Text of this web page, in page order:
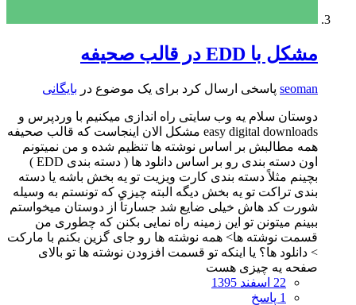
مشکل با EDD در قالب صحیفه
seoman پاسخی ارسال کرد برای یک موضوع در بایگانی
دوستان سلام یه وب سایتی راه اندازی میکنیم با وردپرس و
easy digital downloads مشکل الان اینجاست که قالب صحیفه
همه مطالبش بر اساس نوشته ها تنظیم شده و من نمیتونم
اون دسته بندی رو بر اساس دانلود ها ( دسته بندی EDD )
بچینم مثلاً دسته بندی کارت ویزیت تو یه بخش باشه یا دسته
بندی تراکت تو یه بخش دیگه البته چیزی که تونستم به وسیله
شورت کد هاش خیلی ضایع شد جسارتاً از دوستان میخواستم
ببینم میتونن تو این زمینه راه نمایی بکنن که چطوری من
قسمت نوشته ها> همه نوشته ها رو جای گزین بکنم با مارکت
> دانلود ها؟ یا اینکه تو قسمت افزودن نوشته ها تو بالای
صفحه یه چیزی هست
22 اسفند 1395
1 پاسخ